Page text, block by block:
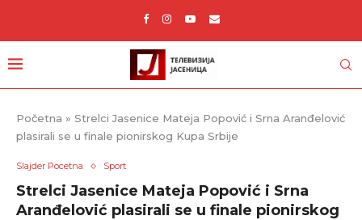
Početna » Strelci Jasenice Mateja Popović i Srna Aranđelović
plasirali se u finale pionirskog Kupa Srbije
Slajder Pocetna Sport
Strelci Jasenice Mateja Popović i Srna
Aranđelović plasirali se u finale pionirskog